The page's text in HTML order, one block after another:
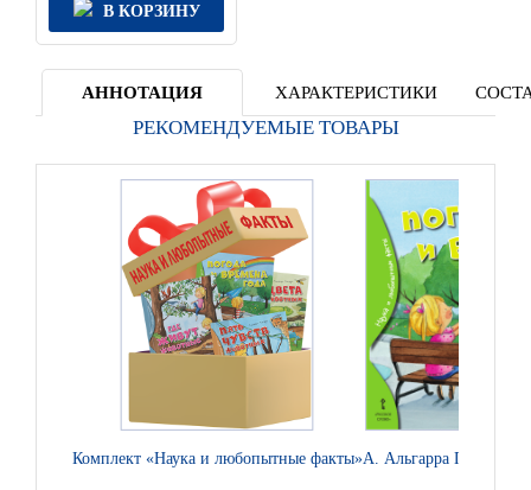
В КОРЗИНУ
АННОТАЦИЯ ХАРАКТЕРИСТИКИ
РЕКОМЕНДУЕМЫЕ ТОВАРЫ
Комплект «Наука и любопытные факты»А. Альгарра Погода и